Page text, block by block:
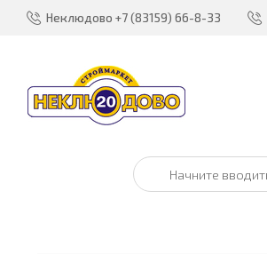
Неклюдово +7 (83159) 66-8-33